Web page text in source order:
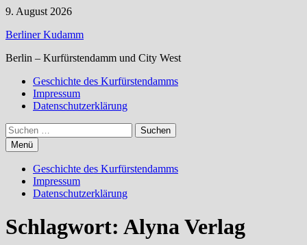
Zum
springen
9. August 2026
Berliner Kudamm
Berlin – Kurfürstendamm und City West
Geschichte des Kurfürstendamms
Impressum
Datenschutzerklärung
Suchen
nach:
Menü
Geschichte des Kurfürstendamms
Impressum
Datenschutzerklärung
Schlagwort: Alyna Verlag